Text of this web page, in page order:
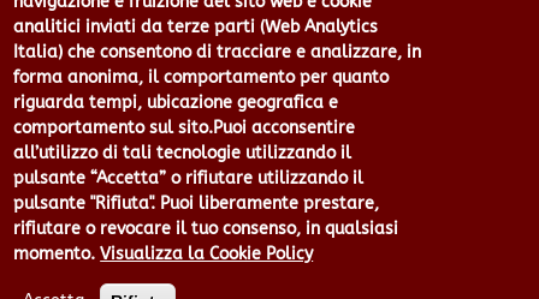
Portale Stazione Unica Appaltante
Pratico: procedimenti e istanze online
Città Metropolitana di Genova - Piazzale Mazzini 2 -16122 -
Genova | CF:80007350103 - P.Iva: 00949170104 | Codice IPA: cmge
Centralino 010 54991 Fax 010 5499244 URP 010 5499456
Num.Verde 800 509420 | P.E.C.:
pec@cert.cittametropolitana.genova.it
Privacy|Tecnologie e Accessibilità|Note Legali
sito Web
analitici inviati da terze parti (Web Analytics
Italia) che consentono di tracciare e analizzare, in
forma anonima, il comportamento per quanto
riguarda tempi, ubicazione geografica e
comportamento sul sito.Puoi acconsentire
all’utilizzo di tali tecnologie utilizzando il
pulsante “Accetta” o rifiutare utilizzando il
pulsante "Rifiuta". Puoi liberamente prestare,
rifiutare o revocare il tuo consenso, in qualsiasi
momento. Visualizza la Cookie Policy